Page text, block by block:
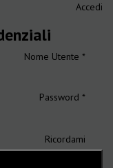
Accedi
Nome Utente *
Password *
Ricordami